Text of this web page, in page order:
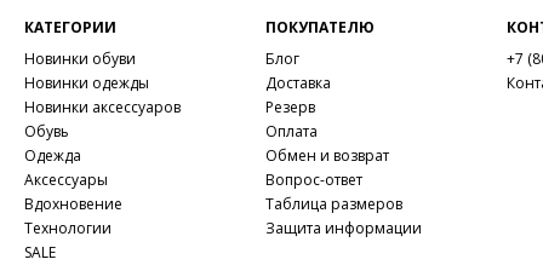
КАТЕГОРИИ
Новинки обуви
Новинки одежды
Новинки аксессуаров
Обувь
Одежда
Аксессуары
Вдохновение
Технологии
SALE
ПОКУПАТЕЛЮ
Блог
Доставка
Резерв
Оплата
Обмен и возврат
Вопрос-ответ
Таблица размеров
Защита информации
+7